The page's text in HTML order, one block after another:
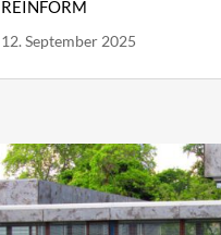
REINFORM
12. September 2025